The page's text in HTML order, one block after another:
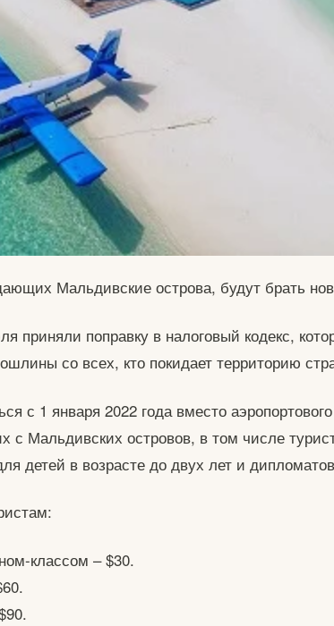
Мальдивские острова, будут брать
приняли поправку в налоговый кодекс,
со всех, кто покидает территорию
с 1 января 2022 года вместо
с Мальдивских островов, в том числе
детей в возрасте до двух лет и
классом – $30.